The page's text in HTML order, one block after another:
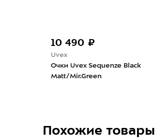
10 490 ₽
Uvex
Очки Uvex Sequenze Black
Matt/Mir.Green
Похожие товары